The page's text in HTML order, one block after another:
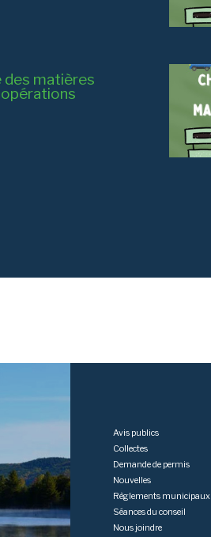
des matières
Avis publics
Collectes
Demande de permis
Nouvelles
Règlements municipaux
Séances du conseil
Nous joindre